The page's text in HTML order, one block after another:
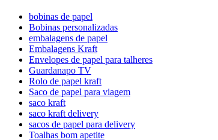
bobinas de papel
Bobinas personalizadas
embalagens de papel
Embalagens Kraft
Envelopes de papel para talheres
Guardanapo TV
Rolo de papel kraft
Saco de papel para viagem
saco kraft
saco kraft delivery
sacos de papel para delivery
Toalhas bom apetite